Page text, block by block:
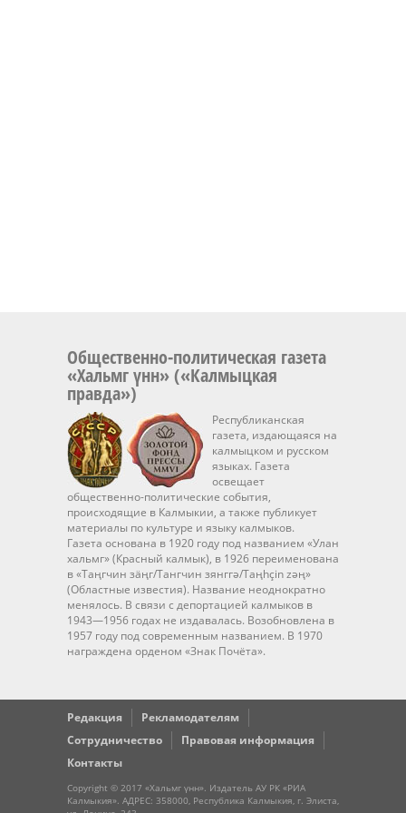
Общественно-политическая газета
«Хальмг үнн» («Калмыцкая
правда»)
Республиканская
газета, издающаяся на
калмыцком и русском
языках. Газета
освещает
общественно-политические события,
происходящие в Калмыкии, а также публикует
материалы по культуре и языку калмыков.
Газета основана в 1920 году под названием «Улан
хальмг» (Красный калмык), в 1926 переименована
в «Таңгчин зäңг/Тангчин зянггә/Taңhçin zәң»
(Областные известия). Название неоднократно
менялось. В связи с депортацией калмыков в
1943—1956 годах не издавалась. Возобновлена в
1957 году под современным названием. В 1970
награждена орденом «Знак Почёта».
Редакция
Рекламодателям
Сотрудничество
Правовая информация
Контакты
Copyright © 2017 «Хальмг үнн». Издатель АУ РК «РИА
Калмыкия». АДРЕС: 358000, Республика Калмыкия, г. Элиста,